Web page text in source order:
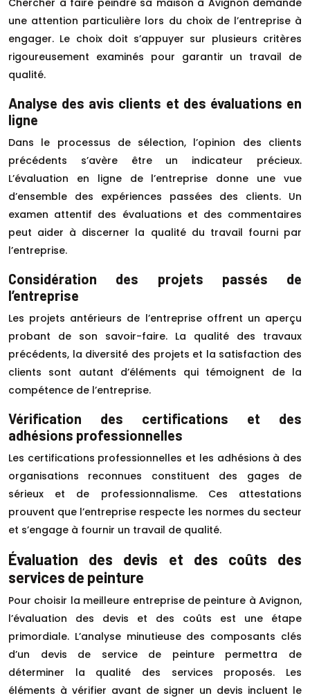
Chercher à faire peindre sa maison à Avignon demande
une attention particulière lors du choix de l’entreprise à
engager. Le choix doit s’appuyer sur plusieurs critères
rigoureusement examinés pour garantir un travail de
qualité.
Analyse des avis clients et des évaluations en
ligne
Dans le processus de sélection, l’opinion des clients
précédents s’avère être un indicateur précieux.
L’évaluation en ligne de l’entreprise donne une vue
d’ensemble des expériences passées des clients. Un
examen attentif des évaluations et des commentaires
peut aider à discerner la qualité du travail fourni par
l’entreprise.
Considération des projets passés de
l’entreprise
Les projets antérieurs de l’entreprise offrent un aperçu
probant de son savoir-faire. La qualité des travaux
précédents, la diversité des projets et la satisfaction des
clients sont autant d’éléments qui témoignent de la
compétence de l’entreprise.
Vérification des certifications et des
adhésions professionnelles
Les certifications professionnelles et les adhésions à des
organisations reconnues constituent des gages de
sérieux et de professionnalisme. Ces attestations
prouvent que l’entreprise respecte les normes du secteur
et s’engage à fournir un travail de qualité.
Évaluation des devis et des coûts des
services de peinture
Pour choisir la meilleure entreprise de peinture à Avignon,
l’évaluation des devis et des coûts est une étape
primordiale. L’analyse minutieuse des composants clés
d’un devis de service de peinture permettra de
déterminer la qualité des services proposés. Les
éléments à vérifier avant de signer un devis incluent le